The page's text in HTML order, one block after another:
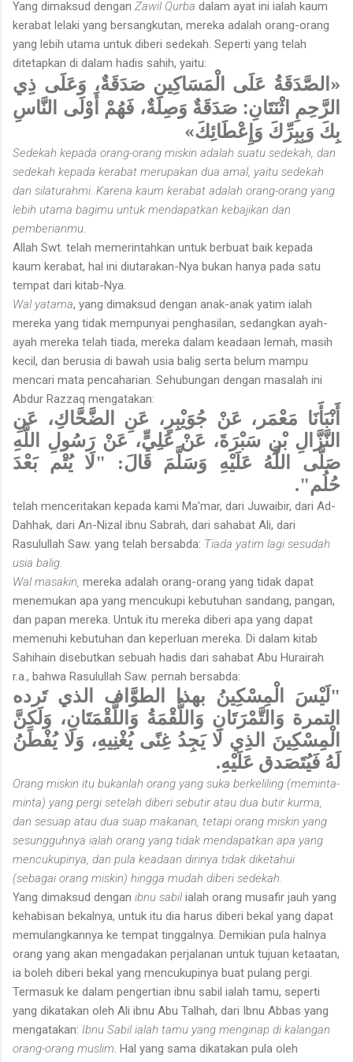
Yang dimaksud dengan Zawil Qurba dalam ayat ini ialah kaum
kerabat lelaki yang bersangkutan, mereka adalah orang-orang
yang lebih utama untuk diberi sedekah. Seperti yang telah
ditetapkan di dalam hadis sahih, yaitu:
«الصَّدَقَةُ عَلَى الْمَسَاكِينِ صَدَقَةٌ، وَعَلَى ذِي
الرَّحِمِ اثْنَتَانِ: صَدَقَةٌ وَصِلَةٌ، فَهُمْ أَوْلَى النَّاسِ
بِكَ وَبِبِرِّكَ وَإِعْطَائِكَ»
Sedekah kepada orang-orang miskin adalah suatu sedekah, dan
sedekah kepada kerabat merupakan dua amal, yaitu sedekah
dan silaturahmi. Karena kaum kerabat adalah orang-orang yang
lebih utama bagimu untuk mendapatkan kebajikan dan
pemberianmu
Allah Swt. telah memerintahkan untuk berbuat baik kepada
kaum kerabat, hal ini diutarakan-Nya bukan hanya pada satu
tempat dari kitab-Nya.
Wal yatama, yang dimaksud dengan anak-anak yatim ialah
mereka yang tidak mempunyai penghasilan, sedangkan ayah-
ayah mereka telah tiada, mereka dalam keadaan lemah, masih
kecil, dan berusia di bawah usia balig serta belum mampu
mencari mata pencaharian. Sehubungan dengan masalah ini
Abdur Razzaq mengatakan:
أَنْبَأَنَا مَعْمَر، عَنْ جُوَيْبِرٍ، عَنِ الضَّحَّاكِ، عَنِ
النَّزَّالِ بْنِ سَبْرَةَ، عَنْ عَلِيٍّ، عَنْ رَسُولِ اللَّهِ
صَلَّى اللَّهُ عَلَيْهِ وَسَلَّمَ قَالَ: "لَا يُتْم بَعْدَ
حُلُم".
telah menceritakan kepada kami Ma'mar, dari Juwaibir, dari Ad-
Dahhak, dari An-Nizal ibnu Sabrah, dari sahabat Ali, dari
Rasulullah Saw. yang telah bersabda: Tiada yatim lagi sesudah
usia balig.
Wal masakin, mereka adalah orang-orang yang tidak dapat
menemukan apa yang mencukupi kebutuhan sandang, pangan,
dan papan mereka. Untuk itu mereka diberi apa yang dapat
memenuhi kebutuhan dan keperluan mereka. Di dalam kitab
Sahihain disebutkan sebuah hadis dari sahabat Abu Hurairah
r.a., bahwa Rasulullah Saw. pernah bersabda:
"لَيْسَ الْمِسْكِينُ بهذا الطوَّاف الذي تَرده
التمرة وَالتَّمْرَتَانِ وَاللُّقْمَةُ وَاللُّقْمَتَانِ، وَلَكِنَّ
الْمِسْكِينَ الذِي لَا يَجِدُ غِنًى يُغْنِيهِ، وَلَا يُفْطَنُ
لَهُ فَيُتَصَدق عَلَيْهِ.
Orang miskin itu bukanlah orang yang suka berkeliling (meminta-
minta) yang pergi setelah diberi sebutir atau dua butir kurma,
dan sesuap atau dua suap makanan, tetapi orang miskin yang
sesungguhnya ialah orang yang tidak mendapatkan apa yang
mencukupinya, dan pula keadaan dirinya tidak diketahui
(sebagai orang miskin) hingga mudah diberi sedekah.
Yang dimaksud dengan ibnu sabilialah orang musafir jauh yang
kehabisan bekalnya, untuk itu dia harus diberi bekal yang dapat
memulangkannya ke tempat tinggalnya. Demikian pula halnya
orang yang akan mengadakan perjalanan untuk tujuan ketaatan,
ia boleh diberi bekal yang mencukupinya buat pulang pergi.
Termasuk ke dalam pengertian ibnu sabil ialah tamu, seperti
yang dikatakan oleh Ali ibnu Abu Talhah, dari Ibnu Abbas yang
mengatakan: Ibnu Sabil ialah tamu yang menginap di kalangan
orang-orang muslim . Hal yang sama dikatakan pula oleh